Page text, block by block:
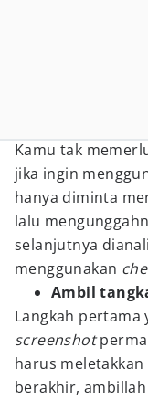
Kamu tak
jika ingin
hanya diminta
lalu
selanjutnya
menggunakan
Ambil
Langkah pertama
screenshot
harus
berakhir,